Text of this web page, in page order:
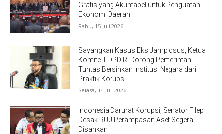
Gratis yang Akuntabel untuk Penguatan
Ekonomi Daerah
Rabu, 15 Juli 2026
Sayangkan Kasus Eks Jampidsus, Ketua
Komite III DPD RI Dorong Pemerintah
Tuntas Bersihkan Institusi Negara dari
Praktik Korupsi
Selasa, 14 Juli 2026
Indonesia Darurat Korupsi, Senator Filep
Desak RUU Perampasan Aset Segera
Disahkan